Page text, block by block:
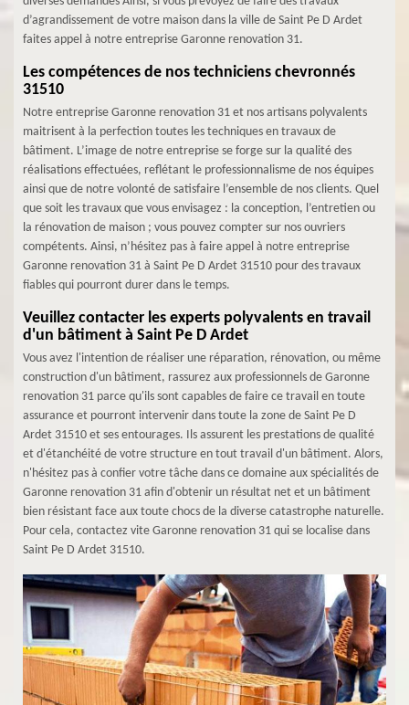
d’agrandissement de votre maison dans la ville de Saint Pe D Ardet
faites appel à notre entreprise Garonne renovation 31.
Les compétences de nos techniciens chevronnés
31510
Notre entreprise Garonne renovation 31 et nos artisans polyvalents
maitrisent à la perfection toutes les techniques en travaux de
bâtiment. L’image de notre entreprise se forge sur la qualité des
réalisations effectuées, reflétant le professionnalisme de nos équipes
ainsi que de notre volonté de satisfaire l’ensemble de nos clients. Quel
que soit les travaux que vous envisagez : la conception, l’entretien ou
la rénovation de maison ; vous pouvez compter sur nos ouvriers
compétents. Ainsi, n’hésitez pas à faire appel à notre entreprise
Garonne renovation 31 à Saint Pe D Ardet 31510 pour des travaux
fiables qui pourront durer dans le temps.
Veuillez contacter les experts polyvalents en travail
d'un bâtiment à Saint Pe D Ardet
Vous avez l'intention de réaliser une réparation, rénovation, ou même
construction d'un bâtiment, rassurez aux professionnels de Garonne
renovation 31 parce qu'ils sont capables de faire ce travail en toute
assurance et pourront intervenir dans toute la zone de Saint Pe D
Ardet 31510 et ses entourages. Ils assurent les prestations de qualité
et d'étanchéité de votre structure en tout travail d'un bâtiment. Alors,
n'hésitez pas à confier votre tâche dans ce domaine aux spécialités de
Garonne renovation 31 afin d'obtenir un résultat net et un bâtiment
bien résistant face aux toute chocs de la diverse catastrophe naturelle.
Pour cela, contactez vite Garonne renovation 31 qui se localise dans
Saint Pe D Ardet 31510.